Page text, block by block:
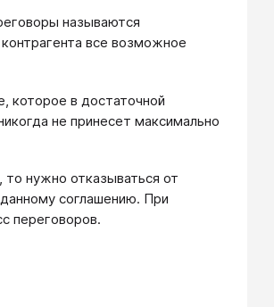
называются
все возможное
которое в достаточной
не принесет максимально
то нужно отказываться от
соглашению. При
переговоров.